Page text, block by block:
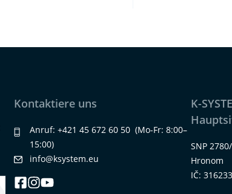
Kontaktiere uns
Anruf:+421 45 672 60 50 (Mo-Fr: 8:00–
15:00)
info@ksystem.eu
K-
SNP
Hronom
IČ: